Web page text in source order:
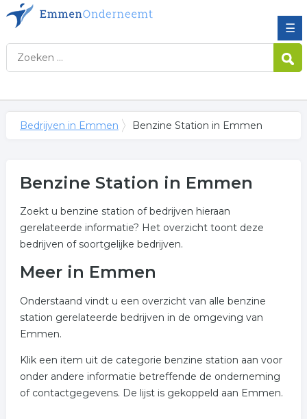
☰
Bedrijven in Emmen Benzine Station in Emmen
Benzine Station in Emmen
Zoekt u benzine station of bedrijven hieraan
gerelateerde informatie? Het overzicht toont deze
bedrijven of soortgelijke bedrijven.
Meer in Emmen
Onderstaand vindt u een overzicht van alle benzine
station gerelateerde bedrijven in de omgeving van
Emmen.
Klik een item uit de categorie benzine station aan voor
onder andere informatie betreffende de onderneming
of contactgegevens. De lijst is gekoppeld aan Emmen.